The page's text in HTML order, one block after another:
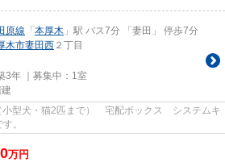
原線 「本厚木 」駅 バス7分 「妻田」 停歩7分
木市妻田西 ２丁目
3年 ｜募集中： 1室
型犬・猫2匹まで） 宅配ボックス システムキ
。
万円